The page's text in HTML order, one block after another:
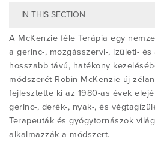
MÓDSZERE
MIT TARTALMAZ A
MDT MÓDSZER®?
MEGFELELŐ-E A
AZ MDT ELŐNYEI
GYAKORI
TANFOLYAM KERESÉS
TANFOLYAMI
RÓLUNK
A NEMZETKÖZI
(MII)
LÉPJEN KAPCSOLATBA
IN THIS SECTION
A McKenzie féle Terápia egy
a gerinc-, mozgásszervi-, ízületi-
hosszabb távú, hatékony
módszerét Robin McKenzie új-
fejlesztette ki az 1980-as évek
gerinc-, derék-, nyak-, és
Terapeuták és gyógytornászok
alkalmazzák a módszert.